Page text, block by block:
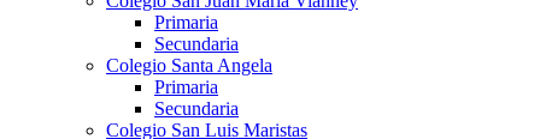
Primaria
Secundaria
Colegio Santa Angela
Primaria
Secundaria
Colegio San Luis Maristas